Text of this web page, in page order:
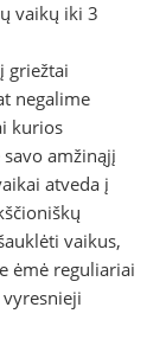
vaikų iki 3
griežtai
negalime
kurios
amžinąjį
atveda į
vaikus,
ėmė reguliariai